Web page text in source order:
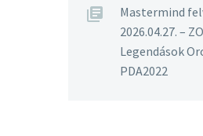
Mastermind
2026.04.27. –
Legendások
PDA2022